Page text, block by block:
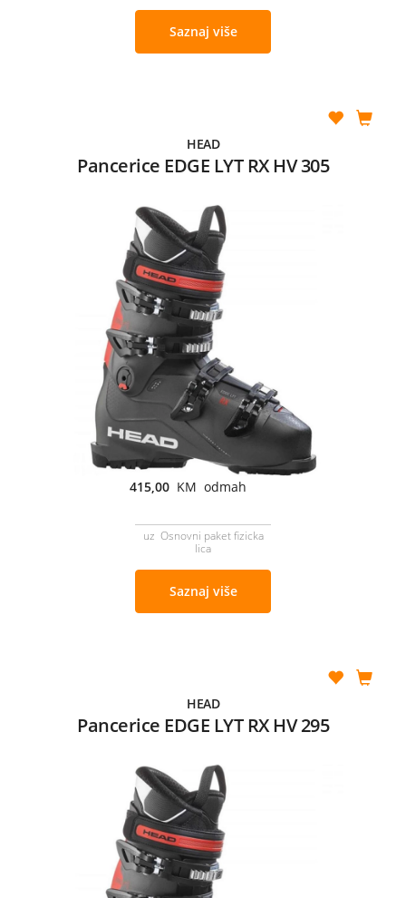
Saznaj više
HEAD
Pancerice EDGE LYT RX HV 305
415,00 KM odmah
uz Osnovni paket fizicka
lica
Saznaj više
HEAD
Pancerice EDGE LYT RX HV 295